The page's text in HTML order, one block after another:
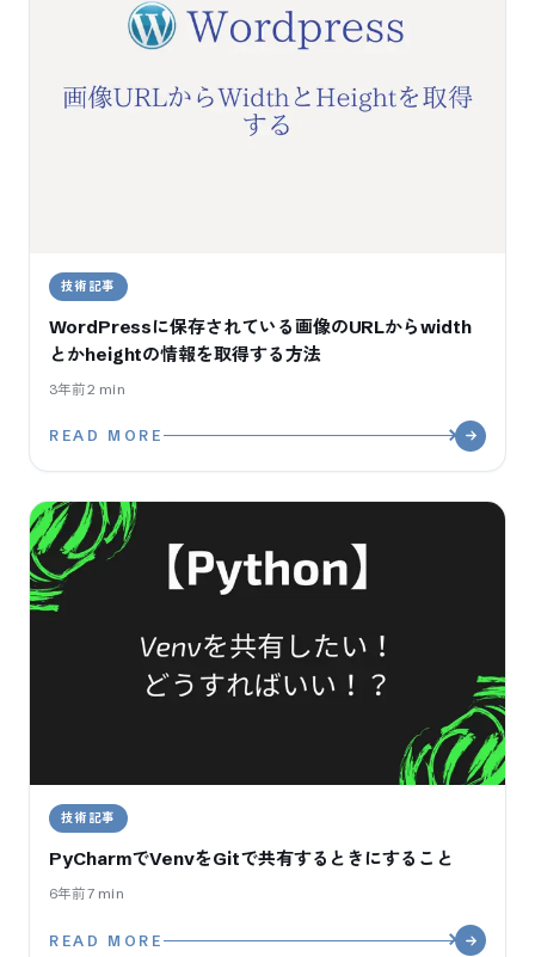
技術記事
WordPressに保存されている画像のURLからwidth
とかheightの情報を取得する方法
3年前2 min
READ MORE
技術記事
PyCharmでVenvをGitで共有するときにすること
6年前7min
READ MORE